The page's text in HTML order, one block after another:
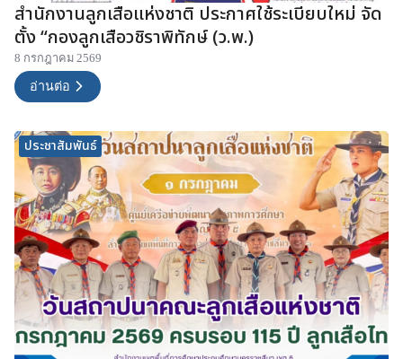
สำนักงานลูกเสือแห่งชาติ ประกาศใช้ระเบียบใหม่ จัด
ตั้ง “กองลูกเสือวชิราพิทักษ์ (ว.พ.)
8 กรกฎาคม 2569
อ่านต่อ
ประชาสัมพันธ์